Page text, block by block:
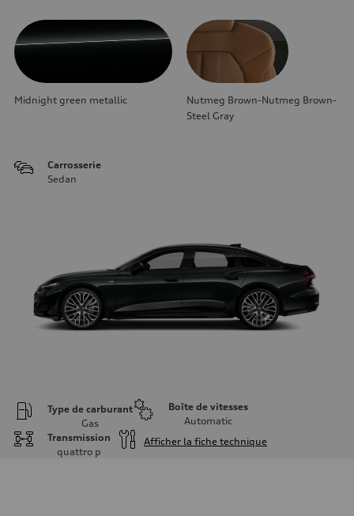
Midnight green metallic
Nutmeg Brown-Nutmeg Brown-
Steel Gray
Carrosserie
Sedan
Type de carburant
Gas
Boîte de vitesses
Automatic
Transmission
quattro p
Afficher la fiche technique